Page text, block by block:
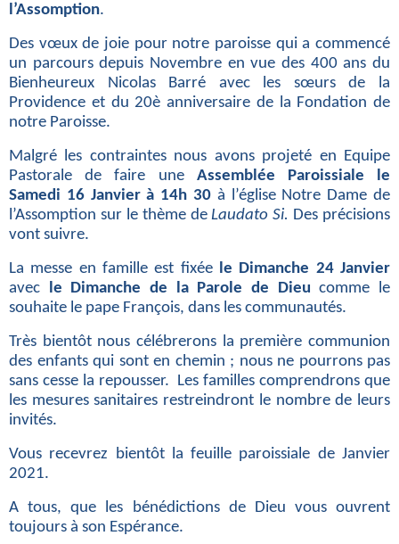
l’Assomption.
Des vœux de joie pour notre paroisse qui a commencé
un parcours depuis Novembre en vue des 400 ans du
Bienheureux Nicolas Barré avec les sœurs de la
Providence et du 20è anniversaire de la Fondation de
notre Paroisse.
Malgré les contraintes nous avons projeté en Equipe
Pastorale de faire une Assemblée Paroissiale le
Samedi 16 Janvier à 14h 30 à l’église Notre Dame de
l’Assomption sur le thème deLaudato Si. Des précisions
vont suivre.
La messe en famille est fixée le Dimanche 24 Janvier
avec le Dimanche de la Parole de Dieucomme le
souhaite le pape François, dans les communautés.
Très bientôt nous célébrerons la première communion
des enfants qui sont en chemin ; nous ne pourrons pas
sans cesse la repousser. Les familles comprendrons que
les mesures sanitaires restreindront le nombre de leurs
invités.
Vous recevrez bientôt la feuille paroissiale de Janvier
2021.
A tous, que les bénédictions de Dieu vous ouvrent
toujours à son Espérance.